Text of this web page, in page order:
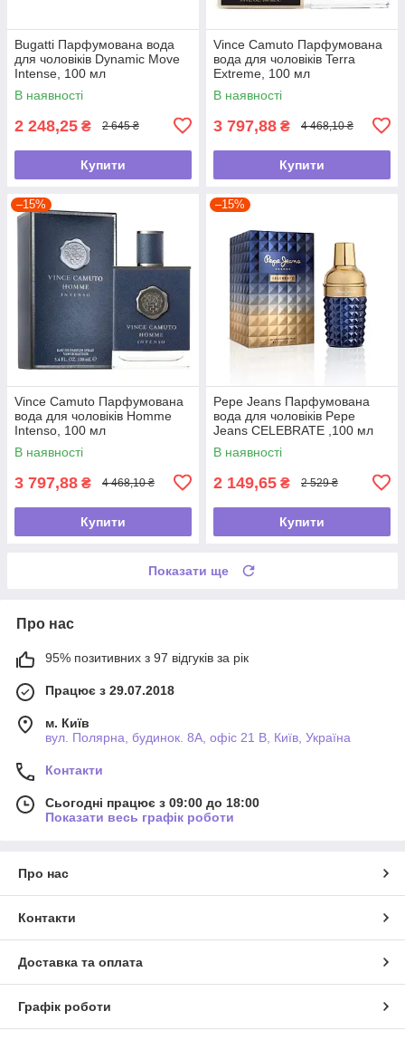
Bugatti Парфумована вода
для чоловіків Dynamic Move
Intense, 100 мл
В наявності
2 248,25 ₴ 2 645 ₴
Купити
Vince Camuto Парфумована
вода для чоловіків Terra
Extreme, 100 мл
В наявності
3 797,88 ₴ 4 468,10 ₴
Купити
–15%
Vince Camuto Парфумована
вода для чоловіків Homme
Intenso, 100 мл
В наявності
3 797,88 ₴ 4 468,10 ₴
Купити
–15%
Pepe Jeans Парфумована
вода для чоловіків Pepe
Jeans CELEBRATE ,100 мл
В наявності
2 149,65 ₴ 2 529 ₴
Купити
Показати ще
Про нас
95% позитивних з 97 відгуків за рік
Працює з 29.07.2018
м. Київ
вул. Полярна, будинок. 8А, офіс 21 В, Київ, Україна
Контакти
Сьогодні працює з 09:00 до 18:00
Показати весь графік роботи
Про нас
Контакти
Доставка та оплата
Графік роботи